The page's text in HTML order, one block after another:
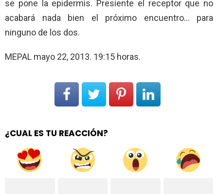
se pone la epidermis. Presiente el receptor que no
acabará nada bien el próximo encuentro… para
ninguno de los dos.
MEPAL mayo 22, 2013. 19:15 horas.
¿CUAL ES TU REACCIÓN?